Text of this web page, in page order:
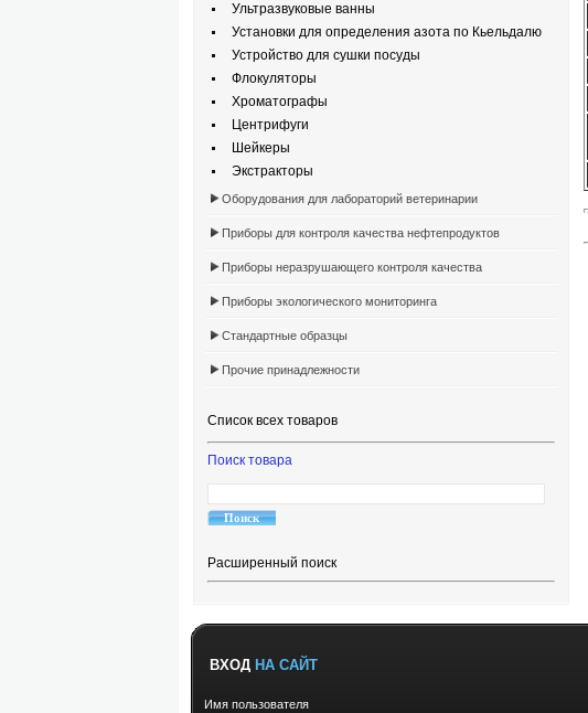
Ультразвуковые ванны
Установки для определения азота по Кьельдалю
Устройство для сушки посуды
Флокуляторы
Хроматографы
Центрифуги
Шейкеры
Экстракторы
Оборудования для лабораторий ветеринарии
Приборы для контроля качества нефтепродуктов
Приборы неразрушающего контроля качества
Приборы экологического мониторинга
Стандартные образцы
Прочие принадлежности
Список всех товаров
Поиск товара
Расширенный поиск
ВХОД НА САЙТ
Имя пользователя